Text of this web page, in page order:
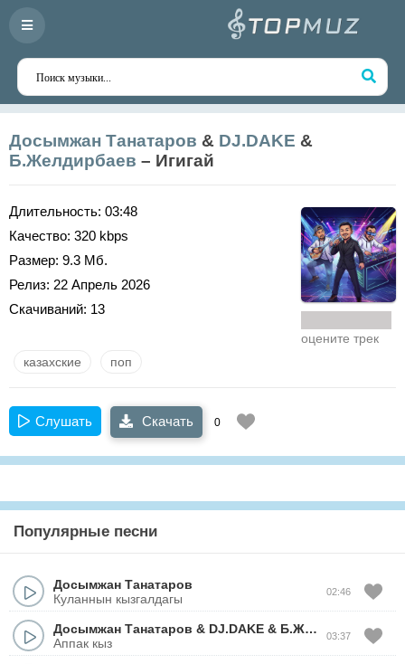
Досымжан Танатаров & DJ.DAKE &
Б.Желдирбаев – Игигай
Длительность: 03:48
Качество: 320 kbps
Размер: 9.3 Мб.
Релиз: 22 Апрель 2026
Скачиваний: 13
оцените трек
казахские поп
Слушать Скачать 0
Популярные песни
Досымжан Танатаров
Куланнын кызгалдагы
02:46
Досымжан Танатаров & DJ.DAKE & Б.Желдирбаев
Аппак кыз
03:37